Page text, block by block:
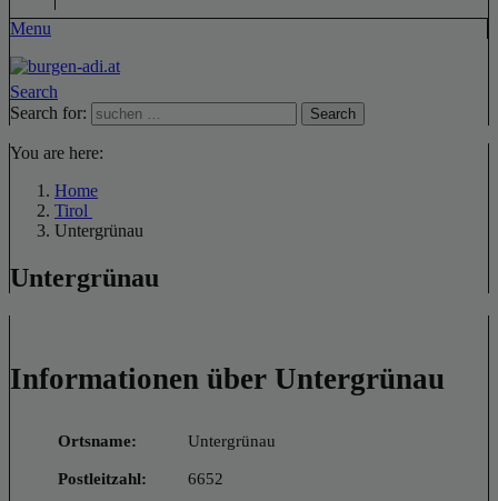
Menu
Search
Search for:
Search
You are here:
Home
Tirol
Untergrünau
Untergrünau
Informationen über Untergrünau
Ortsname: Untergrünau
Postleitzahl: 6652